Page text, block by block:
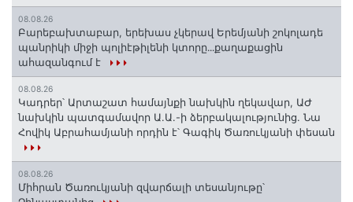
08.08.26
Բարեբախտաբար, երեխաս չկերավ Երեմյանի շոկոլադե
պանրիկի միջի պոլիէթիլենի կտորը․․․քաղաքացին
ահազանգում է
08.08.26
Կադրեր՝ Արտաշատ համայնքի նախկին ղեկավար, ԱԺ
նախկին պատգամավոր Ա.Ա.-ի ձերբակալությունից. Նա
Հովիկ Աբրահամյանի որդին է՝ Գագիկ Ծառուկյանի փեսան
08.08.26
Միհրան Ծառուկյանի զվարճալի տեսանյութը՝